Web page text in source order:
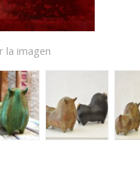
la imagen